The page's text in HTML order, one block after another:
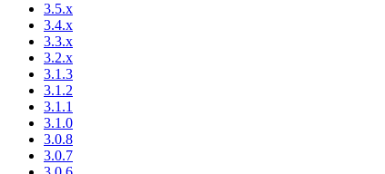
3.5.x
3.4.x
3.3.x
3.2.x
3.1.3
3.1.2
3.1.1
3.1.0
3.0.8
3.0.7